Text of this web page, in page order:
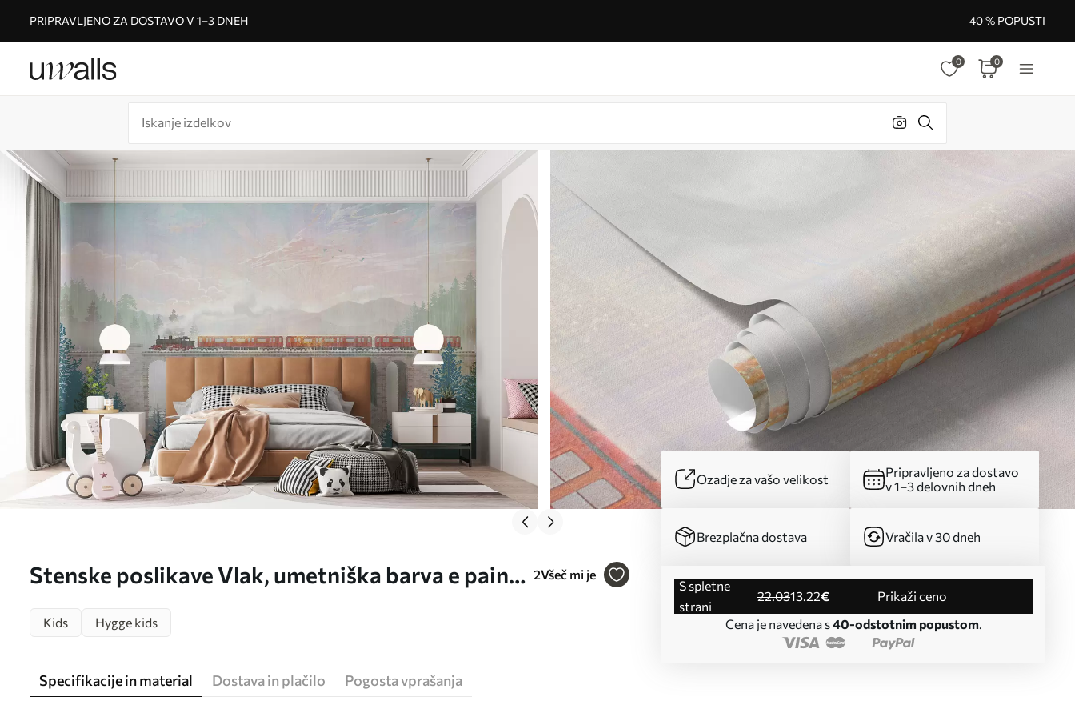
PRIPRAVLJENO ZA DOSTAVO V 1–3 DNEH 40 % POPUSTI
0 0
Stenske poslikave Vlak, umetniška barva e paint
2Všeč mi je
Ozadje za vašo velikost
Pripravljeno za dostavo
v 1–3 delovnih dneh
Brezplačna dostava Vračila v 30 dneh
s spletne
strani
22.0313.22€
Prikaži ceno
Cena je navedena s40-odstotnim popustom.
Kids Hygge kids
Specifikacije in material Dostava in plačilo Pogosta vprašanja